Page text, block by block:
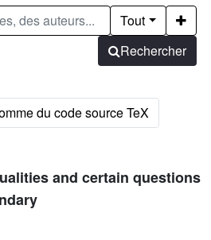
Tout
Rechercher
and certain questions